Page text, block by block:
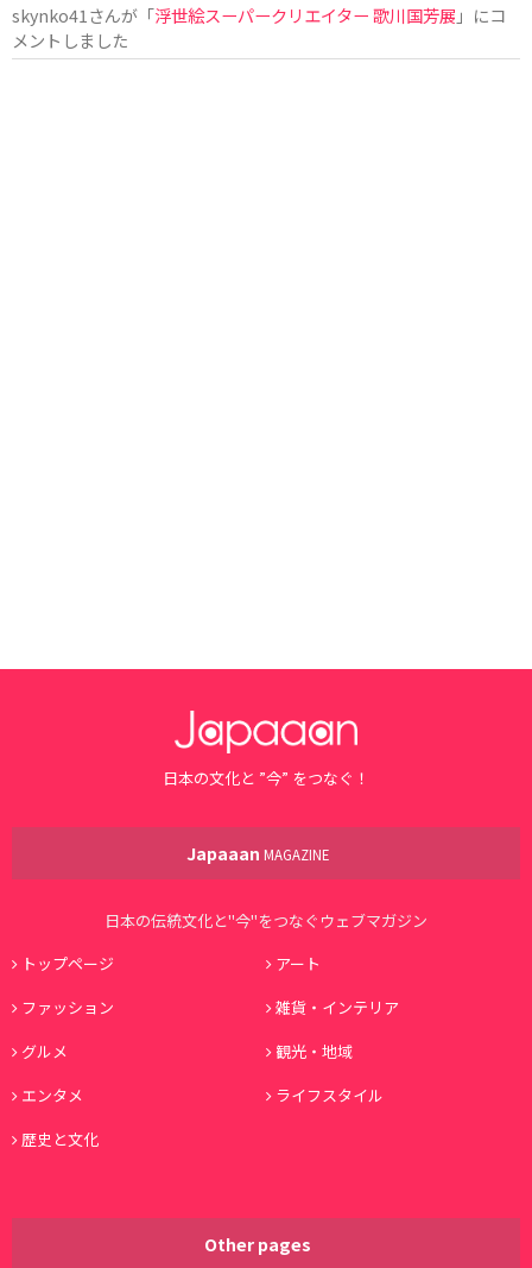
skynko41 さんが「浮世絵スーパークリエイター 歌川国芳展 」にコ
メントしました
日本の文化と ”今” をつなぐ！
Japaaan MAGAZINE
日本の伝統文化と"今"をつなぐウェブマガジン
トップページ
アート
ファッション
雑貨・インテリア
グルメ
観光・地域
エンタメ
ライフスタイル
歴史と文化
Other pages